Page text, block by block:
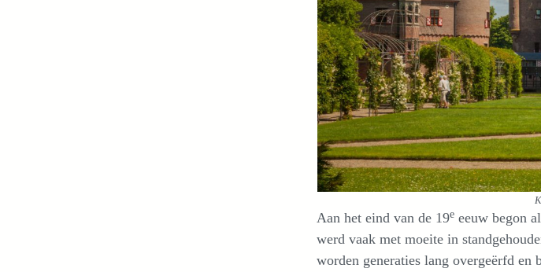
Aan het eind van de 19e eeuw begon
werd vaak met moeite in
worden generaties lang overgeërfd en